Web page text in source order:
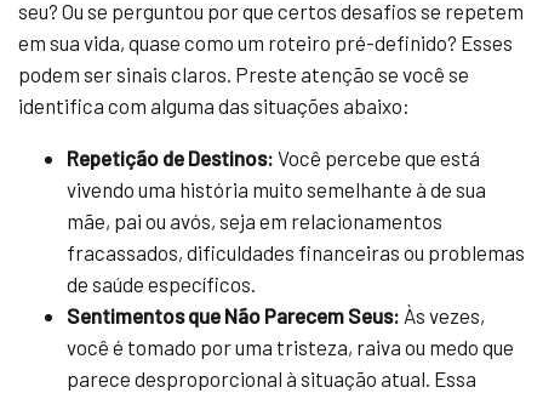
seu? Ou se perguntou por que certos desafios se repetem
em sua vida, quase como um roteiro pré-definido? Esses
podem ser sinais claros. Preste atenção se você se
identifica com alguma das situações abaixo:
Repetição de Destinos: Você percebe que está
vivendo uma história muito semelhante à de sua
mãe, pai ou avós, seja em relacionamentos
fracassados, dificuldades financeiras ou problemas
de saúde específicos.
Sentimentos que Não Parecem Seus: Às vezes,
você é tomado por uma tristeza, raiva ou medo que
parece desproporcional à situação atual. Essa